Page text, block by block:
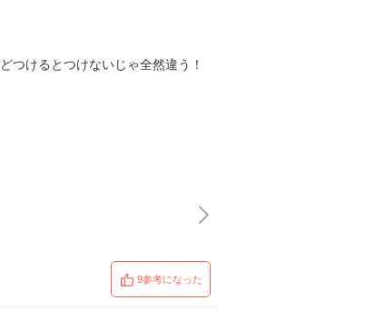
つけるとつけないじゃ全然違う！
9参考になった